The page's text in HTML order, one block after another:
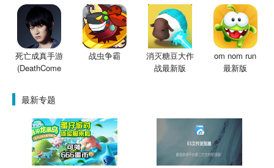
死亡成真手游
(DeathCome
战虫争霸
消灭糖豆大作
战最新版
om nom run
最新版
最新专题